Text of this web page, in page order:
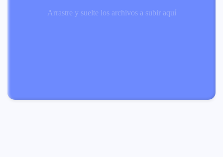
Arrastre y suelte los archivos a subir aquí